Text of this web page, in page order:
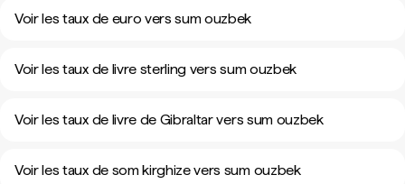
Voir les taux de euro vers sum ouzbek
Voir les taux de livre sterling vers sum ouzbek
Voir les taux de livre de Gibraltar vers sum ouzbek
Voir les taux de som kirghize vers sum ouzbek